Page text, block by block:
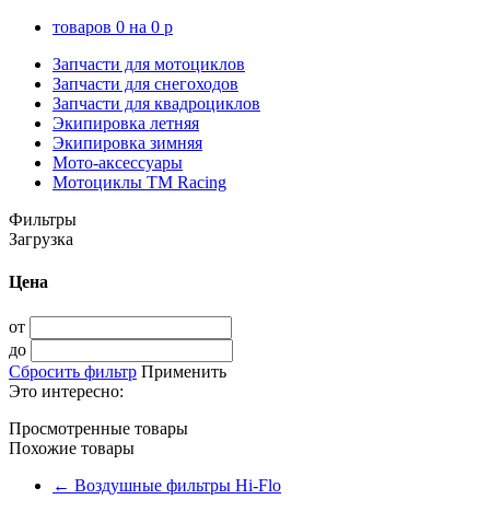
товаров 0 на 0 p
Запчасти для мотоциклов
Запчасти для снегоходов
Запчасти для квадроциклов
Экипировка летняя
Экипировка зимняя
Мото-аксессуары
Мотоциклы TM Racing
Фильтры
Загрузка
Цена
от
до
Сбросить фильтр Применить
Это интересно:
Просмотренные товары
Похожие товары
← Воздушные фильтры Hi-Flo